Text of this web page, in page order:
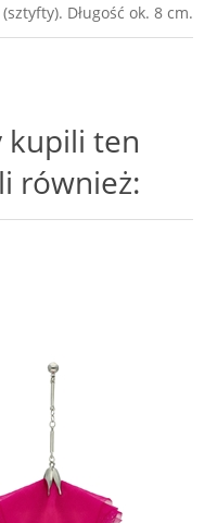
Długość ok. 8 cm.
kupili ten
również: